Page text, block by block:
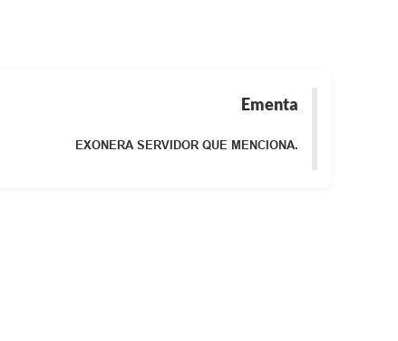
Ementa
EXONERA SERVIDOR QUE MENCIONA.